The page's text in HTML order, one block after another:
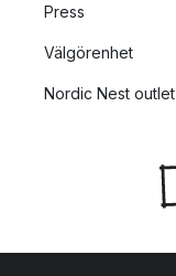
Press
Välgörenhet
Nordic Nest outlet